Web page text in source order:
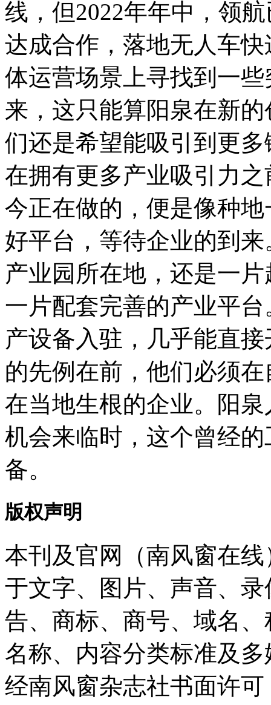
线，但2022年年中，领
达成合作，落地无人车
体运营场景上寻找到一
来，这只能算阳泉在新
们还是希望能吸引到更
在拥有更多产业吸引力
今正在做的，便是像种
好平台，等待企业的到
产业园所在地，还是一
一片配套完善的产业平
产设备入驻，几乎能直
的先例在前，他们必须
在当地生根的企业。阳
机会来临时，这个曾经
备。
版权声明
本刊及官网（南风窗在
于文字、图片、声音、
告、商标、商号、域名
名称、内容分类标准及
经南风窗杂志社书面许